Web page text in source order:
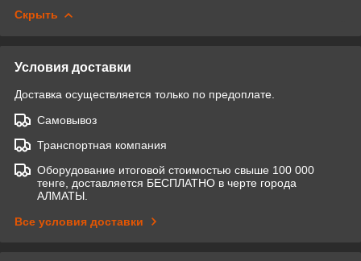
Скрыть
Условия доставки
Доставка осуществляется только по предоплате.
Самовывоз
Транспортная компания
Оборудование итоговой стоимостью свыше 100 000
тенге, доставляется БЕСПЛАТНО в черте города
АЛМАТЫ.
Все условия доставки